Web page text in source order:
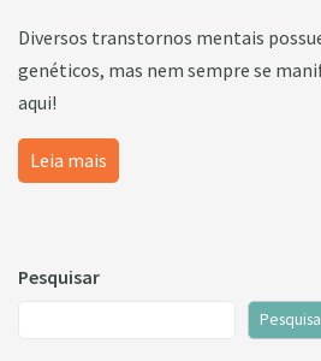
Diversos transtornos mentais
genéticos, mas nem sempre se
aqui!
Leia mais
Pesquisar